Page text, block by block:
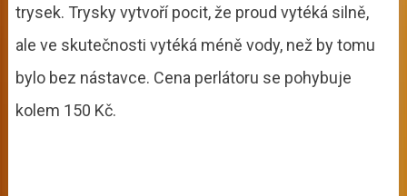
trysek. Trysky vytvoří pocit, že proud vytéká silně,
ale ve skutečnosti vytéká méně vody, než by tomu
bylo bez nástavce. Cena perlátoru se pohybuje
kolem 150 Kč.